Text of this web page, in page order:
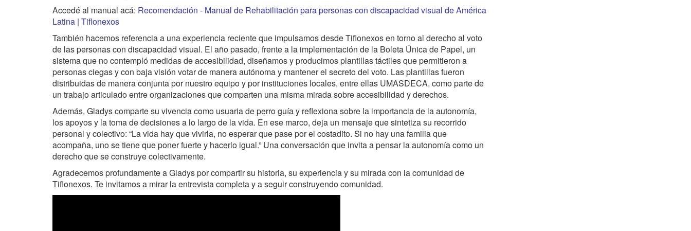
Accedé al manual acá: Recomendación - Manual de Rehabilitación para personas con discapacidad visual de América
Latina | Tiflonexos
También hacemos referencia a una experiencia reciente que impulsamos desde Tiflonexos en torno al derecho al voto
de las personas con discapacidad visual. El año pasado, frente a la implementación de la Boleta Única de Papel, un
sistema que no contempló medidas de accesibilidad, diseñamos y producimos plantillas táctiles que permitieron a
personas ciegas y con baja visión votar de manera autónoma y mantener el secreto del voto. Las plantillas fueron
distribuidas de manera conjunta por nuestro equipo y por instituciones locales, entre ellas UMASDECA, como parte de
un trabajo articulado entre organizaciones que comparten una misma mirada sobre accesibilidad y derechos.
Además, Gladys comparte su vivencia como usuaria de perro guía y reflexiona sobre la importancia de la autonomía,
los apoyos y la toma de decisiones a lo largo de la vida. En ese marco, deja un mensaje que sintetiza su recorrido
personal y colectivo: “La vida hay que vivirla, no esperar que pase por el costadito. Si no hay una familia que
acompaña, uno se tiene que poner fuerte y hacerlo igual.” Una conversación que invita a pensar la autonomía como un
derecho que se construye colectivamente.
Agradecemos profundamente a Gladys por compartir su historia, su experiencia y su mirada con la comunidad de
Tiflonexos. Te invitamos a mirar la entrevista completa y a seguir construyendo comunidad.